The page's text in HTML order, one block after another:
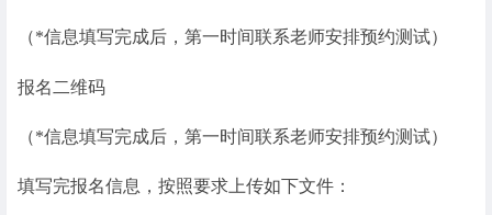
（*信息填写完成后，第一时间联系老师安排预约测试）
报名二维码
（*信息填写完成后，第一时间联系老师安排预约测试）
填写完报名信息，按照要求上传如下文件：